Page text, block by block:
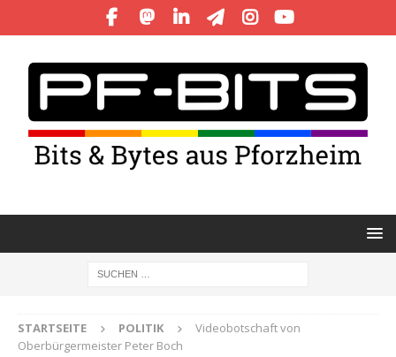
STARTSEITE POLITIK
Videobotschaft von
Oberbürgermeister Peter Boch